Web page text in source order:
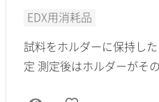
EDX用消耗品
試料をホルダーに保持した
定 測定後はホルダーがそ